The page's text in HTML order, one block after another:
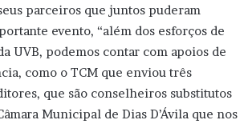
parceiros que juntos puderam
evento, “além dos esforços de
UVB, podemos contar com apoios de
como o TCM que enviou três
que são conselheiros substitutos
Municipal de Dias D’Ávila que nos